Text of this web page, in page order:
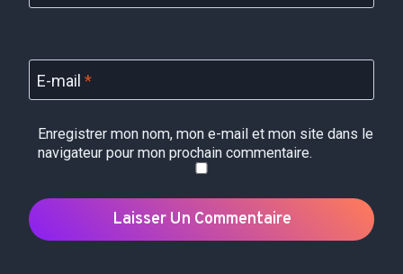
E-mail *
Enregistrer mon nom, mon e-mail et mon site dans le
navigateur pour mon prochain commentaire.